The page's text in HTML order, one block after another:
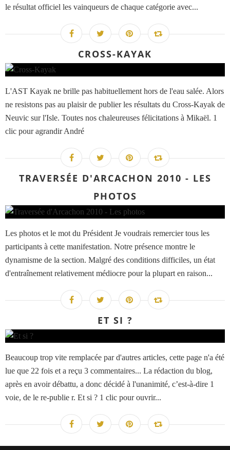
le résultat officiel les vainqueurs de chaque catégorie avec...
CROSS-KAYAK
L'AST Kayak ne brille pas habituellement hors de l'eau salée. Alors
ne resistons pas au plaisir de publier les résultats du Cross-Kayak de
Neuvic sur l'Isle. Toutes nos chaleureuses félicitations à Mikaël. 1
clic pour agrandir André
TRAVERSÉE D'ARCACHON 2010 - LES
PHOTOS
Les photos et le mot du Président Je voudrais remercier tous les
participants à cette manifestation. Notre présence montre le
dynamisme de la section. Malgré des conditions difficiles, un état
d'entraînement relativement médiocre pour la plupart en raison...
ET SI ?
Beaucoup trop vite remplacée par d'autres articles, cette page n'a été
lue que 22 fois et a reçu 3 commentaires... La rédaction du blog,
après en avoir débattu, a donc décidé à l'unanimité, c’est-à-dire 1
voie, de le re-publie r. Et si ? 1 clic pour ouvrir...